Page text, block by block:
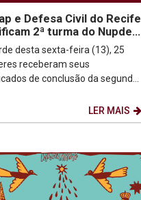
e Defesa Civil do Recife
2ª turma do Nupdec
Mulheres
desta sexta-feira (13), 25
receberam seus
de conclusão da segunda
Civil (Nupdec) para...LER MAIS